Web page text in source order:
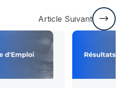
Article Suivant